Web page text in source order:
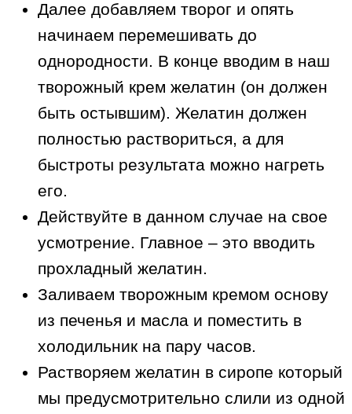
Далее добавляем творог и опять
начинаем перемешивать до
однородности. В конце вводим в наш
творожный крем желатин (он должен
быть остывшим). Желатин должен
полностью раствориться, а для
быстроты результата можно нагреть
его.
Действуйте в данном случае на свое
усмотрение. Главное – это вводить
прохладный желатин.
Заливаем творожным кремом основу
из печенья и масла и поместить в
холодильник на пару часов.
Растворяем желатин в сиропе который
мы предусмотрительно слили из одной